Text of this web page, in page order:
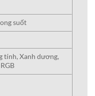
suốt
tính, Xanh dương,